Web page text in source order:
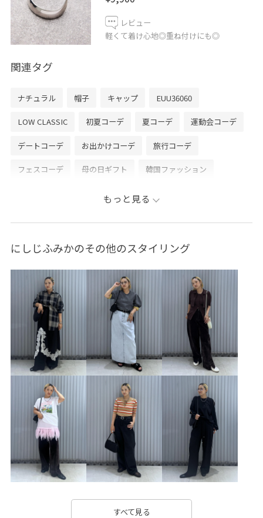
レビュー
軽くて着け心地◎重ね付けにも◎
関連タグ
ナチュラル 帽子 キャップ EUU36060
LOW CLASSIC 初夏コーデ 夏コーデ 運動会コーデ
デートコーデ お出かけコーデ 旅行コーデ
フェスコーデ 母の日ギフト 韓国ファッション
大人カジュアル
低身長 トップス
シューズ ファッション雑貨 サングラス
アクセサリー ネックレス バングル/リストバンド
EUC36180 EUZ36410 GAA04202
GAV06060 GAX06200 GAZ06080 GAZ06170
2026ceremonybi
2WAYで使える Exclusive_GW Miller別注
NewArrival sisi joia
Wshoes_pickup きれいに見える きれいめ
アダムエロぺボトム アダムエロぺ雑貨 アンダーウェア
もっと見る
にしじふみかのその他のスタイリング
すべて見る